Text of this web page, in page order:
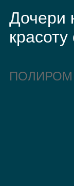
Дочери